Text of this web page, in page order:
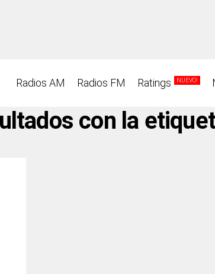
Radios AM Radios FM Ratings NUEVO!
con la